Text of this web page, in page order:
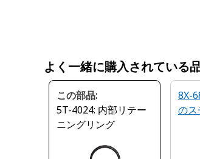
よく一緒に購入されている
この部品:
5T-4024: 内部リテー
ニングリング
8X-
のス